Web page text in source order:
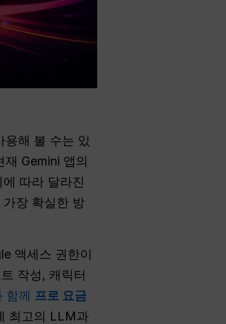
용해 볼 수는 있
Gemini 앱의
따라 달라진
장 확실한 방
액세스 권한이
작성, 캐릭터
함께 프로 요금
최고의 LLM과